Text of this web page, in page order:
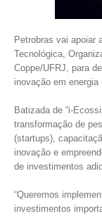
Petrobras vai apoiar
Tecnológica,
Coppe/UFRJ, para
inovação em energia
Batizada de “i-
transformação de
(startups),
inovação e
de investimentos
“Queremos
investimentos